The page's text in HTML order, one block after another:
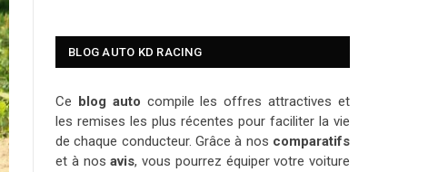
BLOG AUTO KD RACING
Ce blog auto compile les offres attractives et
les remises les plus récentes pour faciliter la vie
de chaque conducteur. Grâce à nos comparatifs
et à nosavis, vous pourrez équiper votre voiture